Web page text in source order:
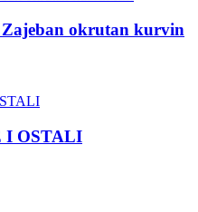
okrutan kurvin
I OSTALI